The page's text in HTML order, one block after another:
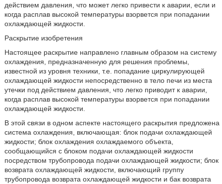
действием давления, что может легко привести к аварии, если и
когда расплав высокой температуры взорвется при попадании
охлаждающей жидкости.
Раскрытие изобретения
Настоящее раскрытие направлено главным образом на систему
охлаждения, предназначенную для решения проблемы,
известной из уровня техники, т.е. попадание циркулирующей
охлаждающей жидкости непосредственно в тело печи из места
утечки под действием давления, что легко приводит к аварии,
когда расплав высокой температуры взорвется при попадании
охлаждающей жидкости.
В этой связи в одном аспекте настоящего раскрытия предложена
система охлаждения, включающая: блок подачи охлаждающей
жидкости; блок охлаждения охлаждаемого объекта,
сообщающийся с блоком подачи охлаждающей жидкости
посредством трубопровода подачи охлаждающей жидкости; блок
возврата охлаждающей жидкости, включающий группу
трубопровода возврата охлаждающей жидкости и бак возврата